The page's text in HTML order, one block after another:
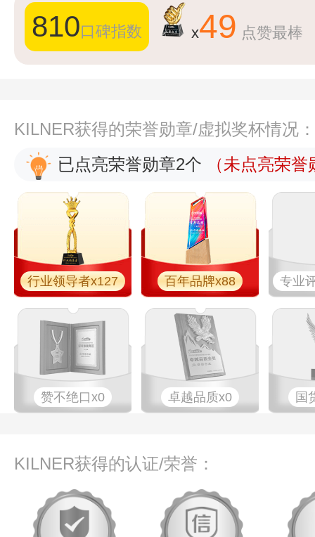
810口碑指数 x49 点赞最棒
KILNER获得的荣誉勋章/虚拟奖杯情况：
已点亮荣誉勋章2个
（未点亮荣
行业领导者x127 百年品牌x88 专业​
赞不绝口x0 卓越品质x0 国
KILNER获得的认证/荣誉：